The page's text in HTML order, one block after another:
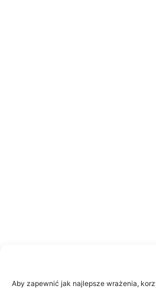
Aby zapewnić jak najlepsze wrażenia,